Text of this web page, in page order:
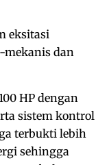
eksitasi
mekanis dan
HP dengan
sistem kontrol
terbukti lebih
sehingga